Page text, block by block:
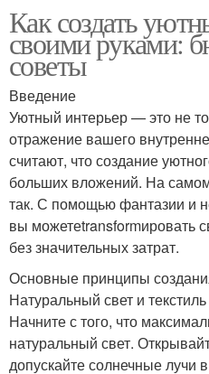
Как создать
своими руками:
советы
Введение
Уютный интерьер — это не
отражение вашего
считают, что создание
больших вложений. На
так. С помощью фантазии и
вы можетеtransformировать
без значительных затрат.
Основные принципы
Натуральный свет и текстиль
Начните с того, что
натуральный свет.
допускайте солнечные лучи